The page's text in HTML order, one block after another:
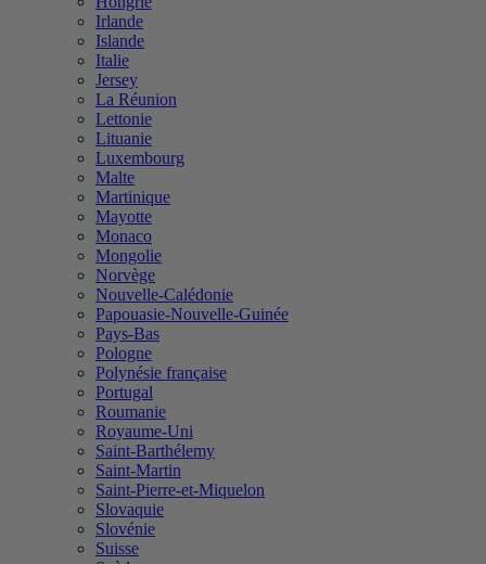
Irlande
Islande
Italie
Jersey
La Réunion
Lettonie
Lituanie
Luxembourg
Malte
Martinique
Mayotte
Monaco
Mongolie
Norvège
Nouvelle-Calédonie
Papouasie-Nouvelle-Guinée
Pays-Bas
Pologne
Polynésie française
Portugal
Roumanie
Royaume-Uni
Saint-Barthélemy
Saint-Martin
Saint-Pierre-et-Miquelon
Slovaquie
Slovénie
Suisse